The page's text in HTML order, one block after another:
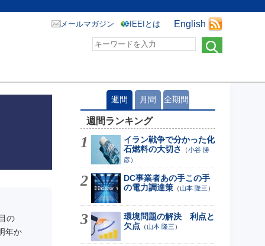
English
メールマガジン IEEIとは
の
年か
週間 月間 全期間
週間ランキング
イラン戦争で分かった化
石燃料の大切さ
（小谷 勝
彦）
DC事業者あの手この手
の電力調達策 （山本 隆三 ）
環境問題の解決 利点と
欠点 （山本 隆三 ）